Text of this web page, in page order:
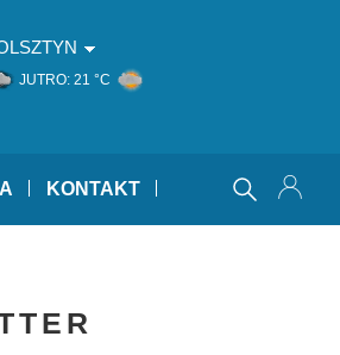
JUTRO: 21 °C
KONTAKT